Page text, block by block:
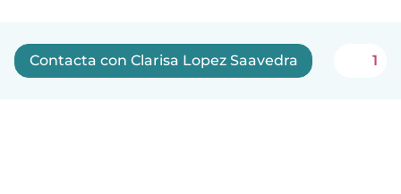
Contacta con Clarisa Lopez Saavedra 1